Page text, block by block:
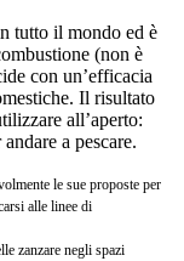
tutto il mondo ed è
(non è
con un’efficacia
Il risultato
all’aperto:
a pescare.
le sue proposte per
alle linee di
zanzare negli spazi